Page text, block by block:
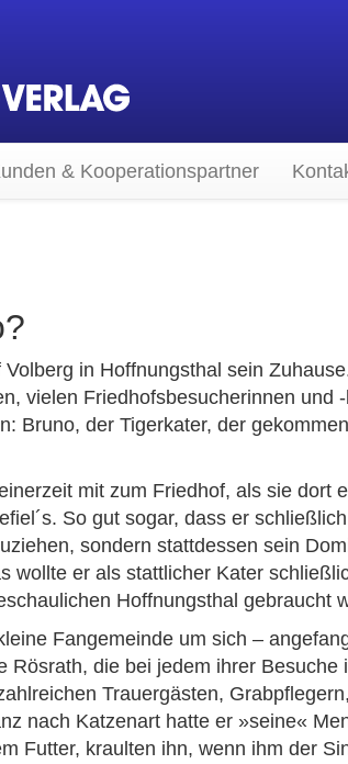
& Kooperationspartner
in Hoffnungsthal sein
vielen Friedhofsbesucherinnen und
Bruno, der Tigerkater, der
mit zum Friedhof, als sie dort
So gut sogar, dass er
sondern stattdessen sein
wollte er als stattlicher Kater
Hoffnungsthal gebraucht
Fangemeinde um sich –
Rösrath, die bei jedem ihrer Besuche
Trauergästen,
nach Katzenart hatte er »seine«
Futter, kraulten ihn, wenn ihm der